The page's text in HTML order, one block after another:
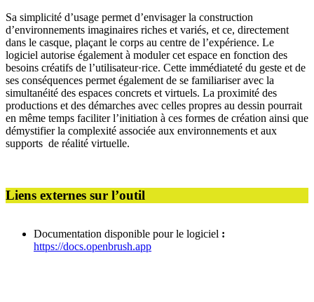
Sa simplicité d’usage permet d’envisager la construction
d’environnements imaginaires riches et variés, et ce, directement
dans le casque, plaçant le corps au centre de l’expérience. Le
logiciel autorise également à moduler cet espace en fonction des
besoins créatifs de l’utilisateur·rice. Cette immédiateté du geste et de
ses conséquences permet également de se familiariser avec la
simultanéité des espaces concrets et virtuels. La proximité des
productions et des démarches avec celles propres au dessin pourrait
en même temps faciliter l’initiation à ces formes de création ainsi que
démystifier la complexité associée aux environnements et aux
supports de réalité virtuelle.
Liens externes sur l’outil
Documentation disponible pour le logiciel :
https://docs.openbrush.app